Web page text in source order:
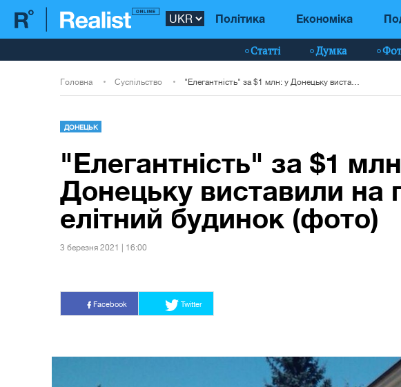
Політика Економіка
Статті Думка
Головна Суспільство
ДОНЕЦЬК
"Елегантність" за $1
Донецьку виставили на
елітний будинок (фото)
3 березня 2021 | 16:00
Facebook Twitter